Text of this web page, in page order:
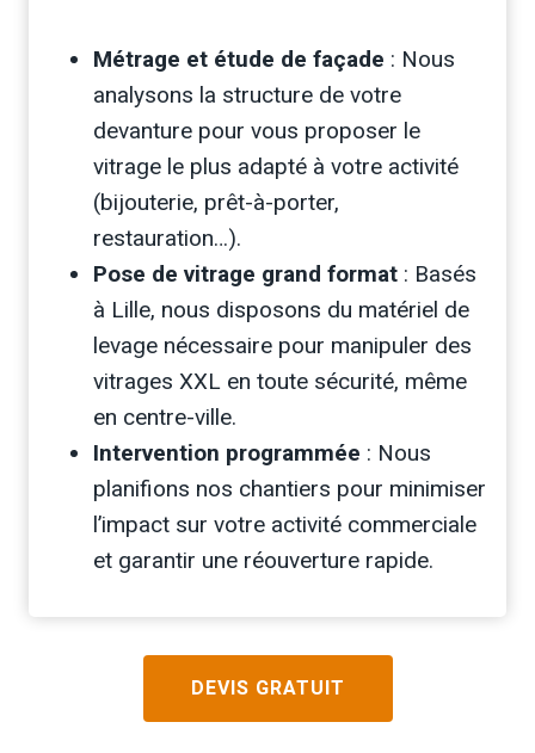
Métrage et étude de façade : Nous
analysons la structure de votre
devanture pour vous proposer le
vitrage le plus adapté à votre activité
(bijouterie, prêt-à-porter,
restauration…).
Pose de vitrage grand format : Basés
à Lille, nous disposons du matériel de
levage nécessaire pour manipuler des
vitrages XXL en toute sécurité, même
en centre-ville.
Intervention programmée : Nous
planifions nos chantiers pour minimiser
l’impact sur votre activité commerciale
et garantir une réouverture rapide.
DEVIS GRATUIT